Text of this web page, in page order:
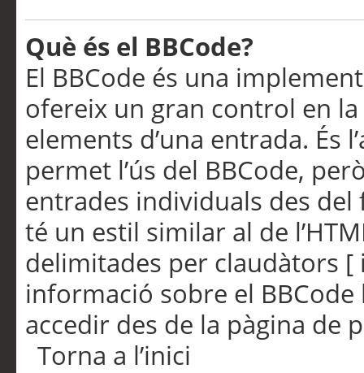
Què és el BBCode?
El BBCode és una
ofereix un gran control en
elements d’una entrada. És
permet l’ús del BBCode,
entrades individuals des
té un estil similar al de
delimitades per claudàtors [
informació sobre el
accedir des de la pàgina de
Torna a l’inici